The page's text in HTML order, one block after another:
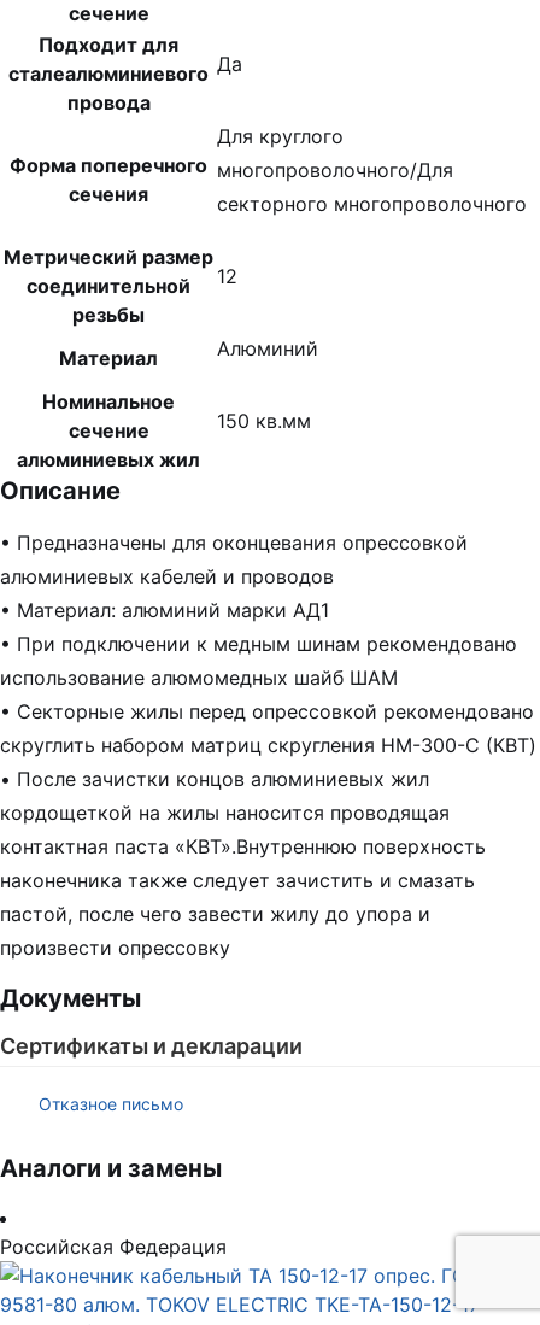
сечение
Подходит для
сталеалюминиевого
провода
Да
Форма поперечного
сечения
Для круглого
многопроволочного/Для
секторного многопроволочного
Метрический размер
соединительной
резьбы
12
Материал Алюминий
Номинальное
сечение
алюминиевых жил
150 кв.мм
Описание
• Предназначены для оконцевания опрессовкой
алюминиевых кабелей и проводов
• Материал: алюминий марки АД1
• При подключении к медным шинам рекомендовано
использование алюмомедных шайб ШАМ
• Секторные жилы перед опрессовкой рекомендовано
скруглить набором матриц скругления НМ-300-C (КВТ)
• После зачистки концов алюминиевых жил
кордощеткой на жилы наносится проводящая
контактная паста «КВТ».Внутреннюю поверхность
наконечника также следует зачистить и смазать
пастой, после чего завести жилу до упора и
произвести опрессовку
Документы
Сертификаты и декларации
Отказное письмо
Аналоги и замены
Российская Федерация